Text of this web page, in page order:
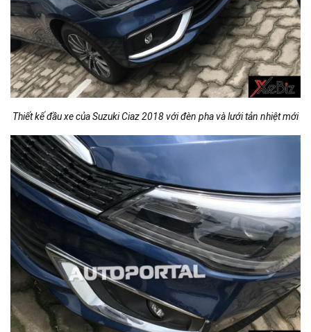
Thiết kế đầu xe của Suzuki Ciaz 2018 với đèn pha và lưới tản nhiệt mới